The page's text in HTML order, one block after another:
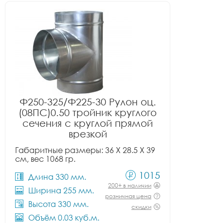
Ф250-325/Ф225-30 Рулон оц.
(08ПС)0.50 тройник круглого
сечения с круглой прямой
врезкой
Габаритные размеры: 36 X 28.5 X 39
см, вес 1068 гр.
Длина 330 мм.
Ширина 255 мм.
Высота 330 мм.
Объём 0.03 куб.м.
1015
200+ в наличии
розничная цена
скидки